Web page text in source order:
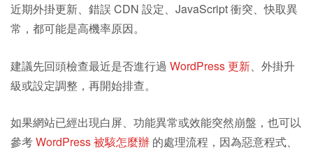
近期外掛更新、錯誤 CDN 設定、JavaScript 衝突、快取異
常，都可能是高機率原因。
建議先回頭檢查最近是否進行過 WordPress 更新 、外掛升
級或設定調整，再開始排查。
如果網站已經出現白屏、功能異常或效能突然崩盤，也可以
參考WordPress 被駭怎麼辦 的處理流程，因為惡意程式、